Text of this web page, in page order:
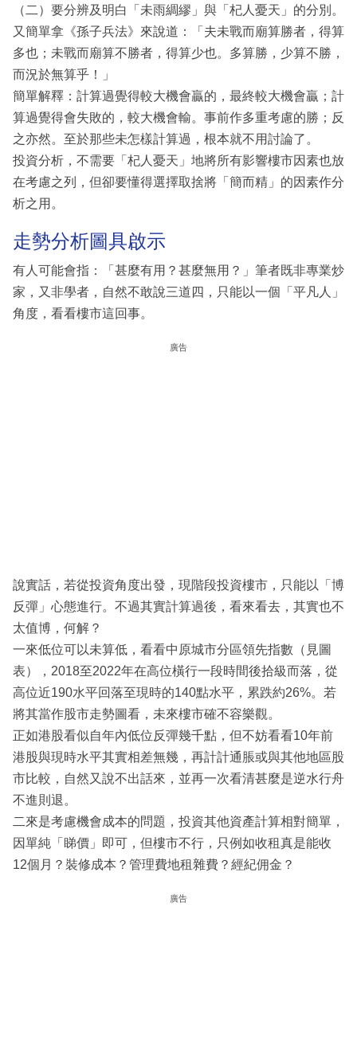
（二）要分辨及明白「未雨綢繆」與「杞人憂天」的分別。
又簡單拿《孫子兵法》來說道：「夫未戰而廟算勝者，得算
多也；未戰而廟算不勝者，得算少也。多算勝，少算不勝，
而況於無算乎！」
簡單解釋：計算過覺得較大機會贏的，最終較大機會贏；計
算過覺得會失敗的，較大機會輸。事前作多重考慮的勝；反
之亦然。至於那些未怎樣計算過，根本就不用討論了。
投資分析，不需要「杞人憂天」地將所有影響樓市因素也放
在考慮之列，但卻要懂得選擇取捨將「簡而精」的因素作分
析之用。
走勢分析圖具啟示
有人可能會指：「甚麼有用？甚麼無用？」筆者既非專業炒
家，又非學者，自然不敢說三道四，只能以一個「平凡人」
角度，看看樓市這回事。
廣告
說實話，若從投資角度出發，現階段投資樓市，只能以「博
反彈」心態進行。不過其實計算過後，看來看去，其實也不
太值博，何解？
一來低位可以未算低，看看中原城市分區領先指數（見圖
表），2018至2022年在高位橫行一段時間後拾級而落，從
高位近190水平回落至現時的140點水平，累跌約26%。若
將其當作股市走勢圖看，未來樓市確不容樂觀。
正如港股看似自年內低位反彈幾千點，但不妨看看10年前
港股與現時水平其實相差無幾，再計計通脹或與其他地區股
市比較，自然又說不出話來，並再一次看清甚麼是逆水行舟
不進則退。
二來是考慮機會成本的問題，投資其他資產計算相對簡單，
因單純「睇價」即可，但樓市不行，只例如收租真是能收
12個月？裝修成本？管理費地租雜費？經紀佣金？
廣告